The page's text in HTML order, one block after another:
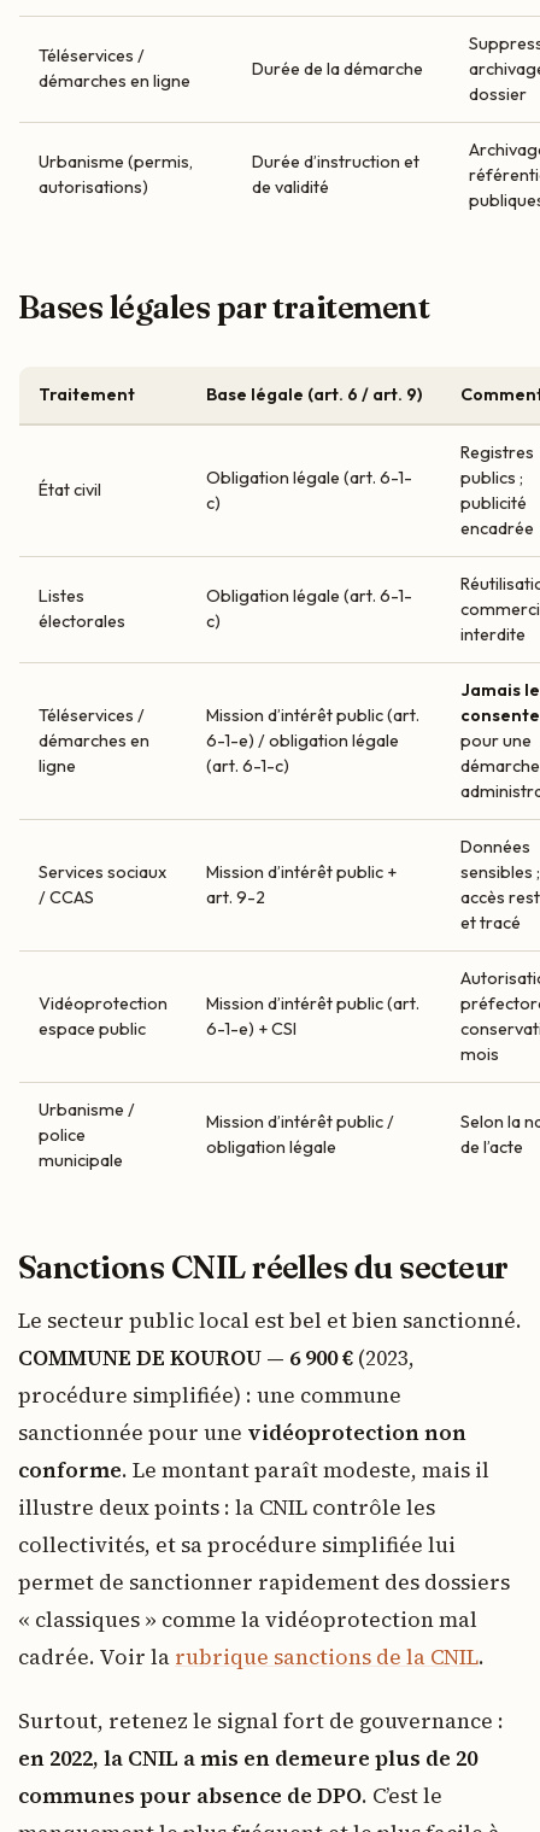
Téléservices /
démarches en ligne
Durée de la démarche
dossier
Urbanisme (permis,
autorisations)
Durée d’instruction et
de validité
Bases légales par traitement
Traitement Base légale (art. 6 / art. 9)
État civil
Obligation légale (art. 6-1-
c)
Registres
publics ;
publicité
encadrée
Listes
électorales
Obligation légale (art. 6-1-
c)
interdite
Téléservices /
démarches en
ligne
Mission d’intérêt public (art.
6-1-e) / obligation légale
(art. 6-1-c)
Jamais le
pour une
démarche
Services sociaux
/ CCAS
Mission d’intérêt public +
art. 9-2
Données
sensibles ;
accès
et tracé
Vidéoprotection
espace public
Mission d’intérêt public (art.
6-1-e) + CSI
mois
Urbanisme /
police
municipale
Mission d’intérêt public /
obligation légale
Selon la
de l’acte
Sanctions CNIL réelles du secteur
Le secteur public local est bel et bien sanctionné.
COMMUNE DE KOUROU — 6 900 € (2023,
procédure simplifiée) : une commune
sanctionnée pour une vidéoprotection non
conforme. Le montant paraît modeste, mais il
illustre deux points : la CNIL contrôle les
collectivités, et sa procédure simplifiée lui
permet de sanctionner rapidement des dossiers
« classiques » comme la vidéoprotection mal
cadrée. Voir la rubrique sanctions de la CNIL.
Surtout, retenez le signal fort de gouvernance :
en 2022, la CNIL a mis en demeure plus de 20
communes pour absence de DPO. C’est le